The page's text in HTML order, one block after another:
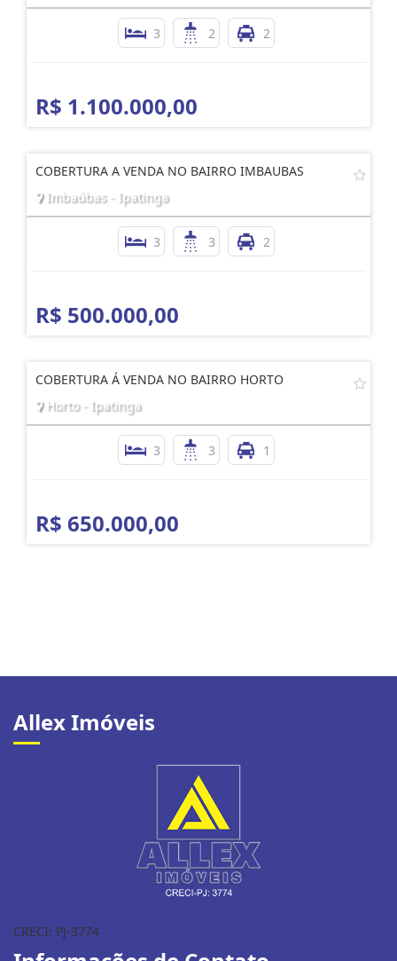
3 2 2
R$ 1.100.000,00
COBERTURA A VENDA NO BAIRRO IMBAUBAS
Imbaúbas - Ipatinga
3 3 2
R$ 500.000,00
COBERTURA Á VENDA NO BAIRRO HORTO
Horto - Ipatinga
3 3 1
R$ 650.000,00
Allex Imóveis
CRECI: PJ-3774